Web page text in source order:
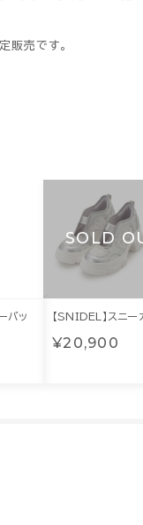
販売です。
バッ
SOLD
【SNIDEL】スニー
¥20,900